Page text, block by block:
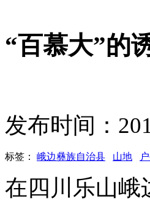
“百慕大”的
发布时间：
标签： 峨边彝族自治县 山地
在四川乐山峨